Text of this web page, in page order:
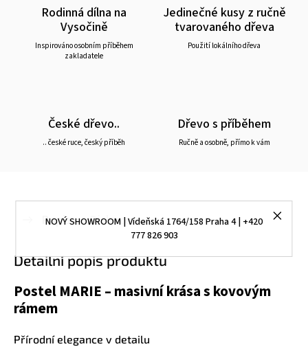
NOVÝ SHOWROOM | Vídeňská 1764/158 Praha 4 | +420
777 826 903
Rodinná dílna na
Vysočině
Inspirováno osobním příběhem
zakladatele
Jedinečné kusy z ručně
tvarovaného dřeva
Použití lokálního dřeva
České dřevo..
.. české ruce, český příběh
Dřevo s příběhem
Ručně a osobně, přímo k vám
Popis Diskuze
Detailní popis produktu
Postel MARIE – masivní krása s kovovým
rámem
Přírodní elegance v detailu